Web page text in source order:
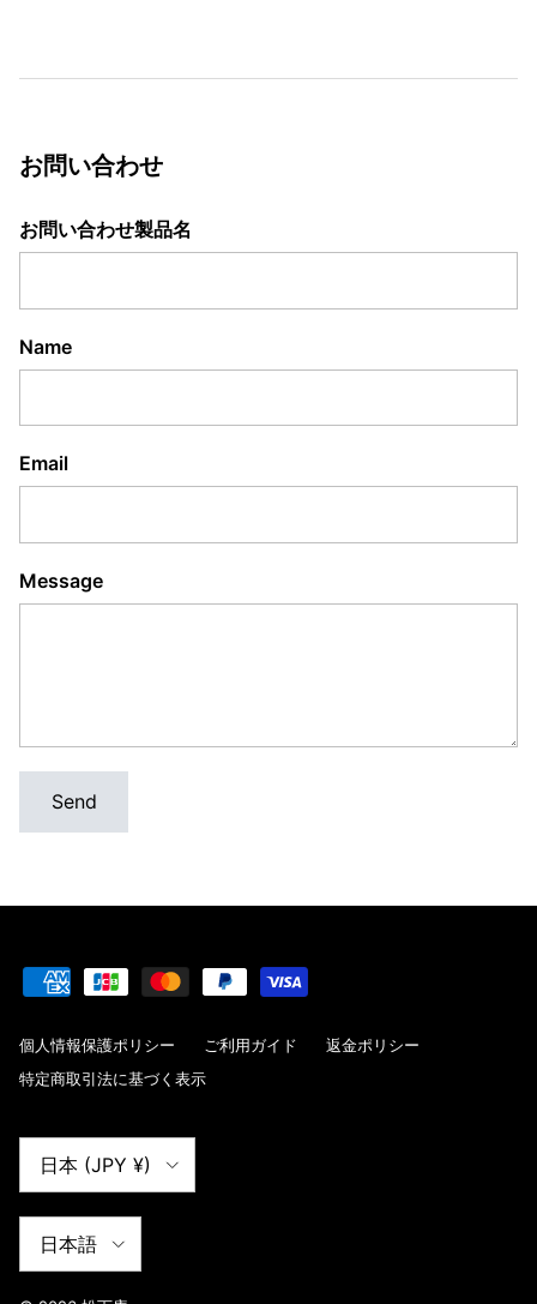
お問い合わせ
お問い合わせ製品名
Name
Email
Message
Send
個人情報保護ポリシー ご利用ガイド
返金ポリシー
特定商取引法に基づく表示
日本 (JPY ¥)
日本語